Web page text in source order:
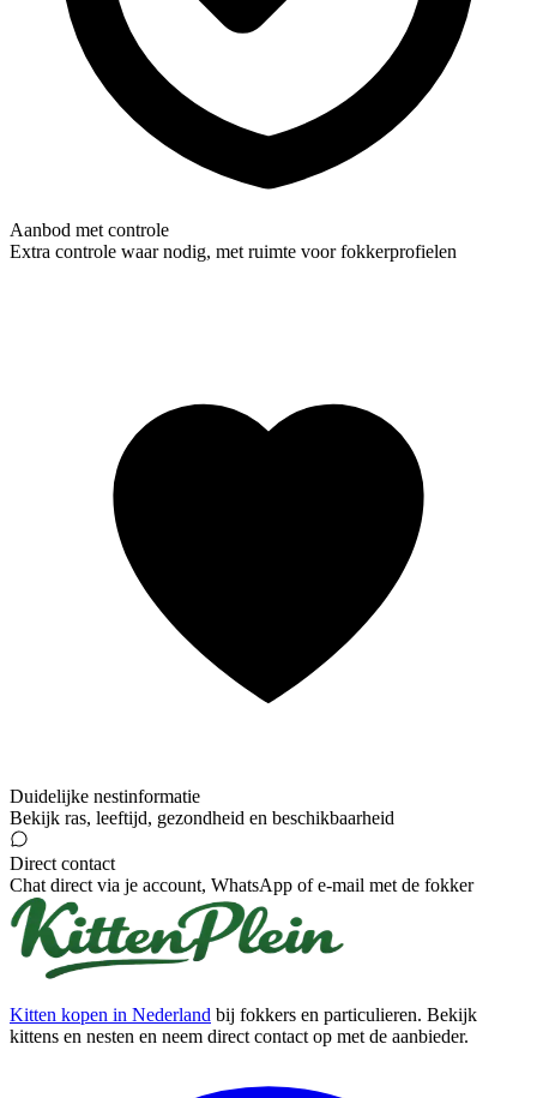
Aanbod met controle
Extra controle waar nodig, met ruimte voor fokkerprofielen
Duidelijke nestinformatie
Bekijk ras, leeftijd, gezondheid en beschikbaarheid
Direct contact
Chat direct via je account, WhatsApp of e-mail met de fokker
Kitten kopen in Nederland bij fokkers en particulieren. Bekijk
kittens en nesten en neem direct contact op met de aanbieder.